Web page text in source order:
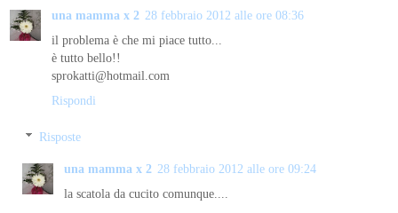
una mamma x 2 28 febbraio 2012 alle ore 08:36
il problema è che mi piace tutto...
è tutto bello!!
sprokatti@hotmail.com
Rispondi
Risposte
una mamma x 2 28 febbraio 2012 alle ore 09:24
la scatola da cucito comunque....